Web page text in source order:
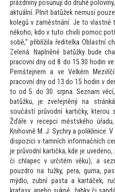
prázdniny posunují do druhé
aktuální. Plnit batůžek nemusí
kolegů v zaměstnání. Je to vlastně
někoho, kdo v tuto chvíli pomoc
sobě,“ přiblížila ředitelka Oblastní
Zelená. Naplněné batůžky bude
pracovní dny od 8 do 15.30 hodin
Pernštejnem a ve Velkém
pracovní dny od 13 do 15 hodin v
to od 5. do 30. srpna. Seznam
batůžku, je zveřejněný na
součástí průvodní kartičky, kterou
Žďáře v recepci městského
Knihovně M. J. Sychry a poliklinice.
dispozici v tamních informačních
je průvodní kartička, kde je
či chlapec v určitém věku), a
pouzdro na tužky, pera, guma,
mýdlo, zubní pasta a kartáček,